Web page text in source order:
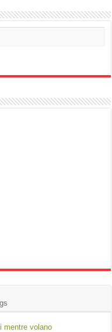
mentre volano